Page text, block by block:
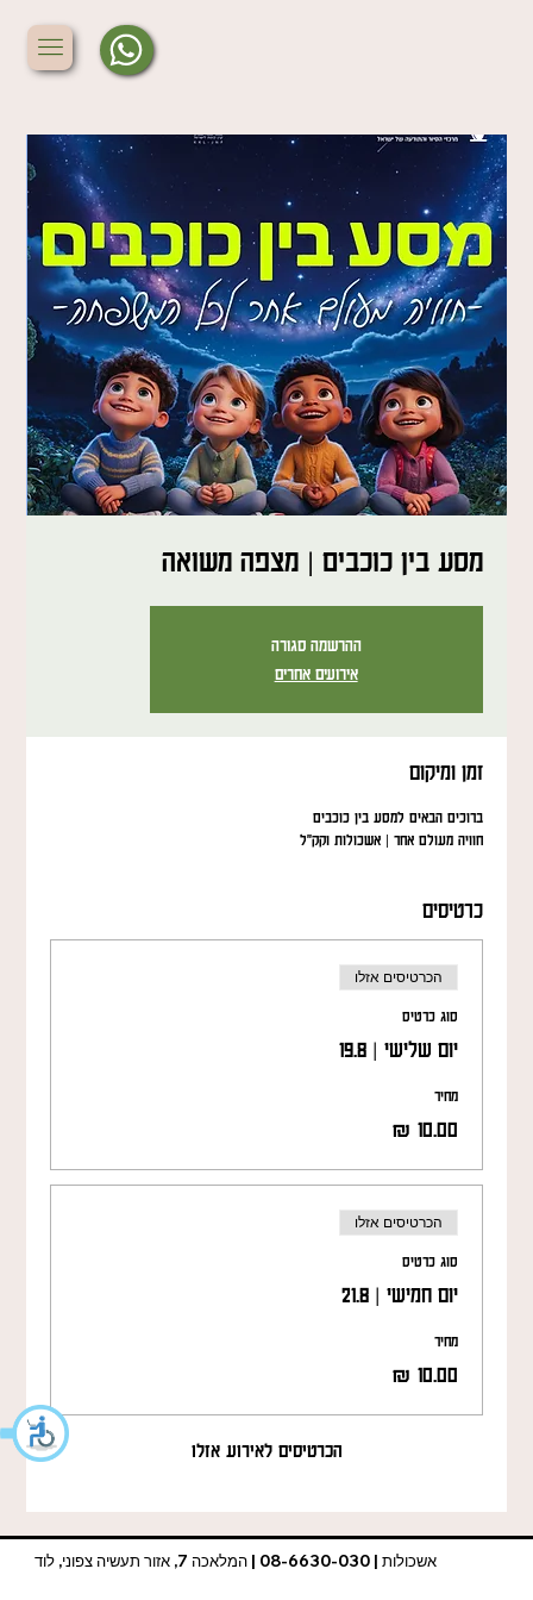
מסע בין כוכבים | מצפה משואה
ההרשמה סגורה
אירועים אחרים
זמן ומיקום
ברוכים הבאים למסע בין כוכבים
חוויה מעולם אחר | אשכולות וקק"ל
כרטיסים
הכרטיסים אזלו
סוג כרטיס
יום שלישי | 19.8
מחיר
הכרטיסים אזלו
סוג כרטיס
יום חמישי | 21.8
מחיר
הכרטיסים לאירוע אזלו
אשכולות | 08-6630-030 | המלאכה 7, אזור תעשיה צפוני, לוד